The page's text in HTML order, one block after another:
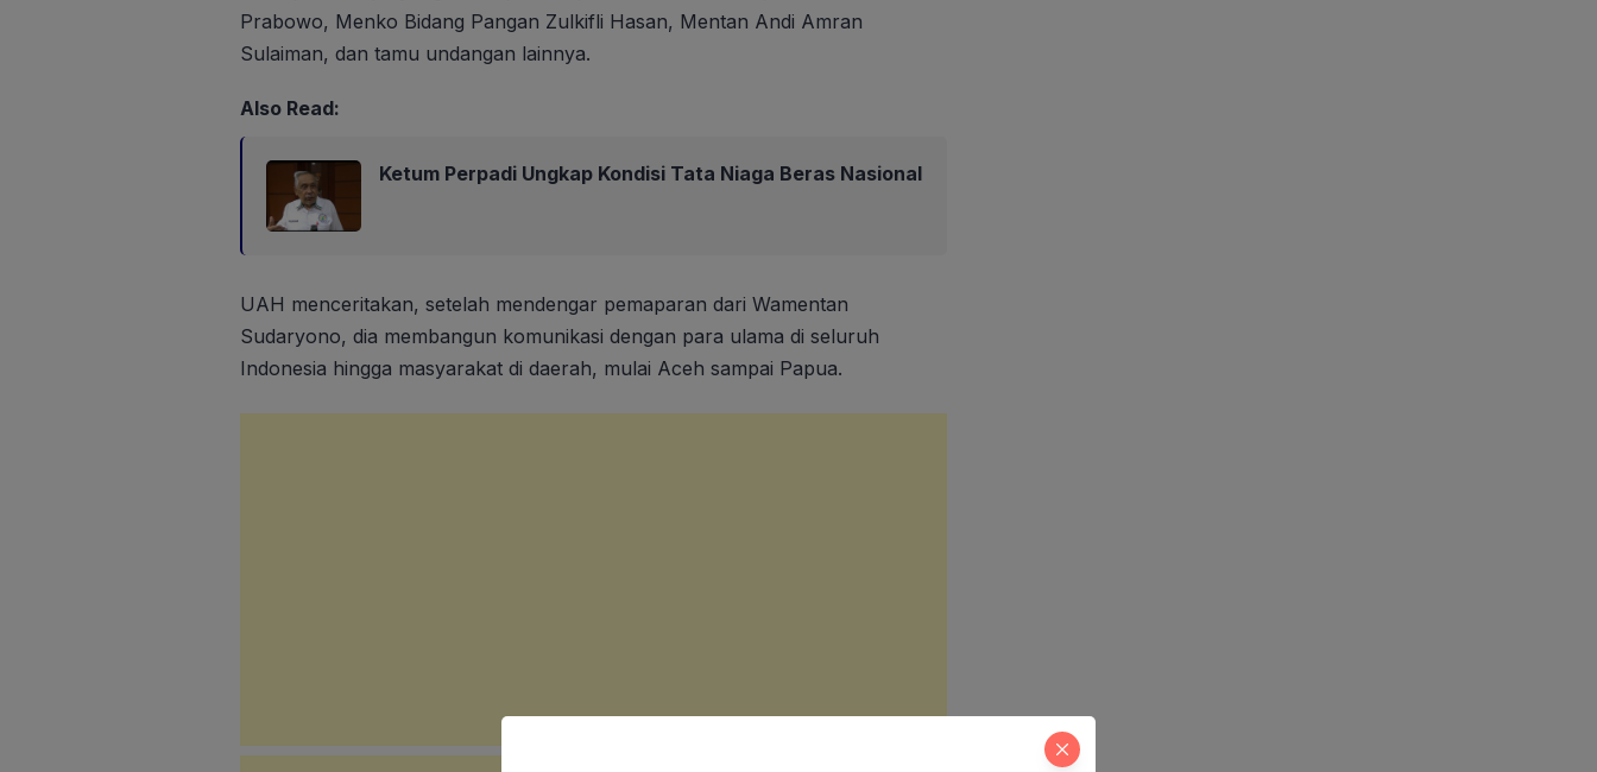
Prabowo, Menko Bidang Pangan Zulkifli Hasan, Mentan Andi Amran
Sulaiman, dan tamu undangan lainnya.
Also Read:
Ketum Perpadi Ungkap Kondisi Tata Niaga Beras Nasional
UAH menceritakan, setelah mendengar pemaparan dari Wamentan
Sudaryono, dia membangun komunikasi dengan para ulama di seluruh
Indonesia hingga masyarakat di daerah, mulai Aceh sampai Papua.